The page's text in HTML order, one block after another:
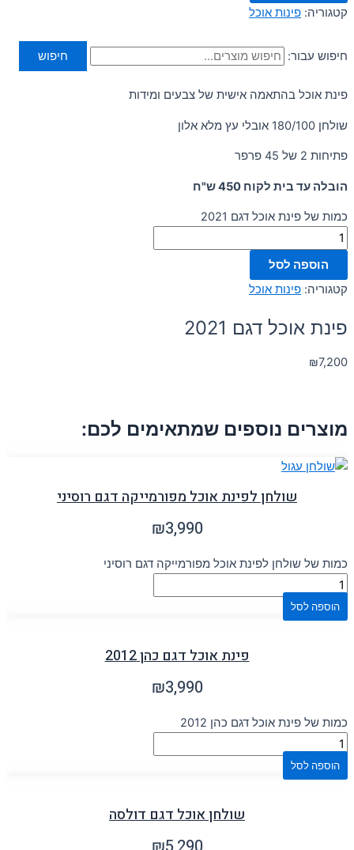
קטגוריה: פינות אוכל
חיפוש עבור: חיפוש
פינת אוכל בהתאמה אישית של צבעים ומידות
שולחן 180/100 אובלי עץ מלא אלון
פתיחות 2 של 45 פרפר
הובלה עד בית לקוח 450 ש"ח
כמות של פינת אוכל דגם 2021
הוספה לסל
קטגוריה: פינות אוכל
פינת אוכל דגם 2021
₪7,200
מוצרים נוספים שמתאימים לכם:
שולחן לפינת אוכל מפורמייקה דגם רוסיני
₪3,990
כמות של שולחן לפינת אוכל מפורמייקה דגם רוסיני
הוספה לסל
פינת אוכל דגם כהן 2012
₪3,990
כמות של פינת אוכל דגם כהן 2012
הוספה לסל
שולחן אוכל דגם דולסה